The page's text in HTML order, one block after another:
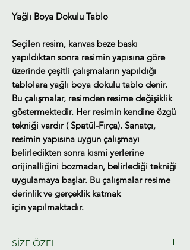
Yağlı Boya Dokulu Tablo
Seçilen resim, kanvas beze baskı
yapıldıktan sonra resimin yapısına göre
üzerinde çeşitli çalışmaların yapıldığı
tablolara yağlı boya dokulu tablo denir.
Bu çalışmalar, resimden resime değişiklik
göstermektedir. Her resimin kendine özgü
tekniği vardır ( Spatül-Fırça). Sanatçı,
resimin yapısına uygun çalışmayı
belirledikten sonra kısmi yerlerine
orijinalliğini bozmadan, belirlediği tekniği
uygulamaya başlar. Bu çalışmalar resime
derinlik ve gerçeklik katmak
için yapılmaktadır.
SİZE ÖZEL